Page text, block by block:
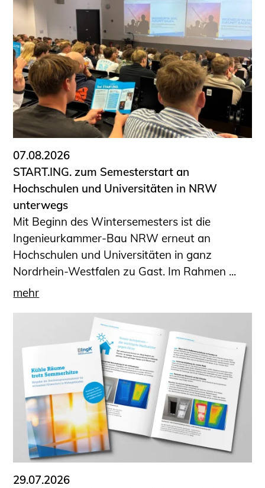
07.08.2026
START.ING. zum Semesterstart an
Hochschulen und Universitäten in NRW
unterwegs
Mit Beginn des Wintersemesters ist die
Ingenieurkammer-Bau NRW erneut an
Hochschulen und Universitäten in ganz
Nordrhein-Westfalen zu Gast. Im Rahmen ...
mehr
29.07.2026